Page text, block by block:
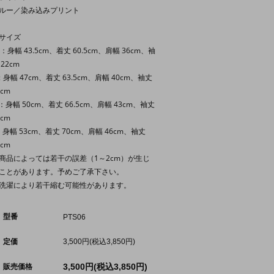
ー／染み込みプリント
イズ
身幅 43.5cm、着丈 60.5cm、肩幅 36cm、袖
身幅 47cm、着丈 63.5cm、肩幅 40cm、袖丈
身幅 50cm、着丈 66.5cm、肩幅 43cm、袖丈
身幅 53cm、着丈 70cm、肩幅 46cm、袖丈
品によっては若干の誤差（1～2cm）が生じ
とがあります。予めご了承下さい。
濯により若干縮む可能性があります。
型番 PTS06
定価 3,500円(税込3,850円)
販売価格 3,500円(税込3,850円)